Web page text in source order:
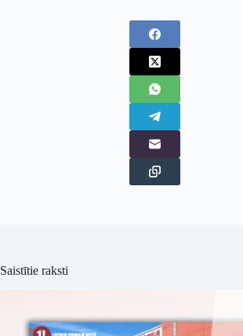
Saistītie raksti